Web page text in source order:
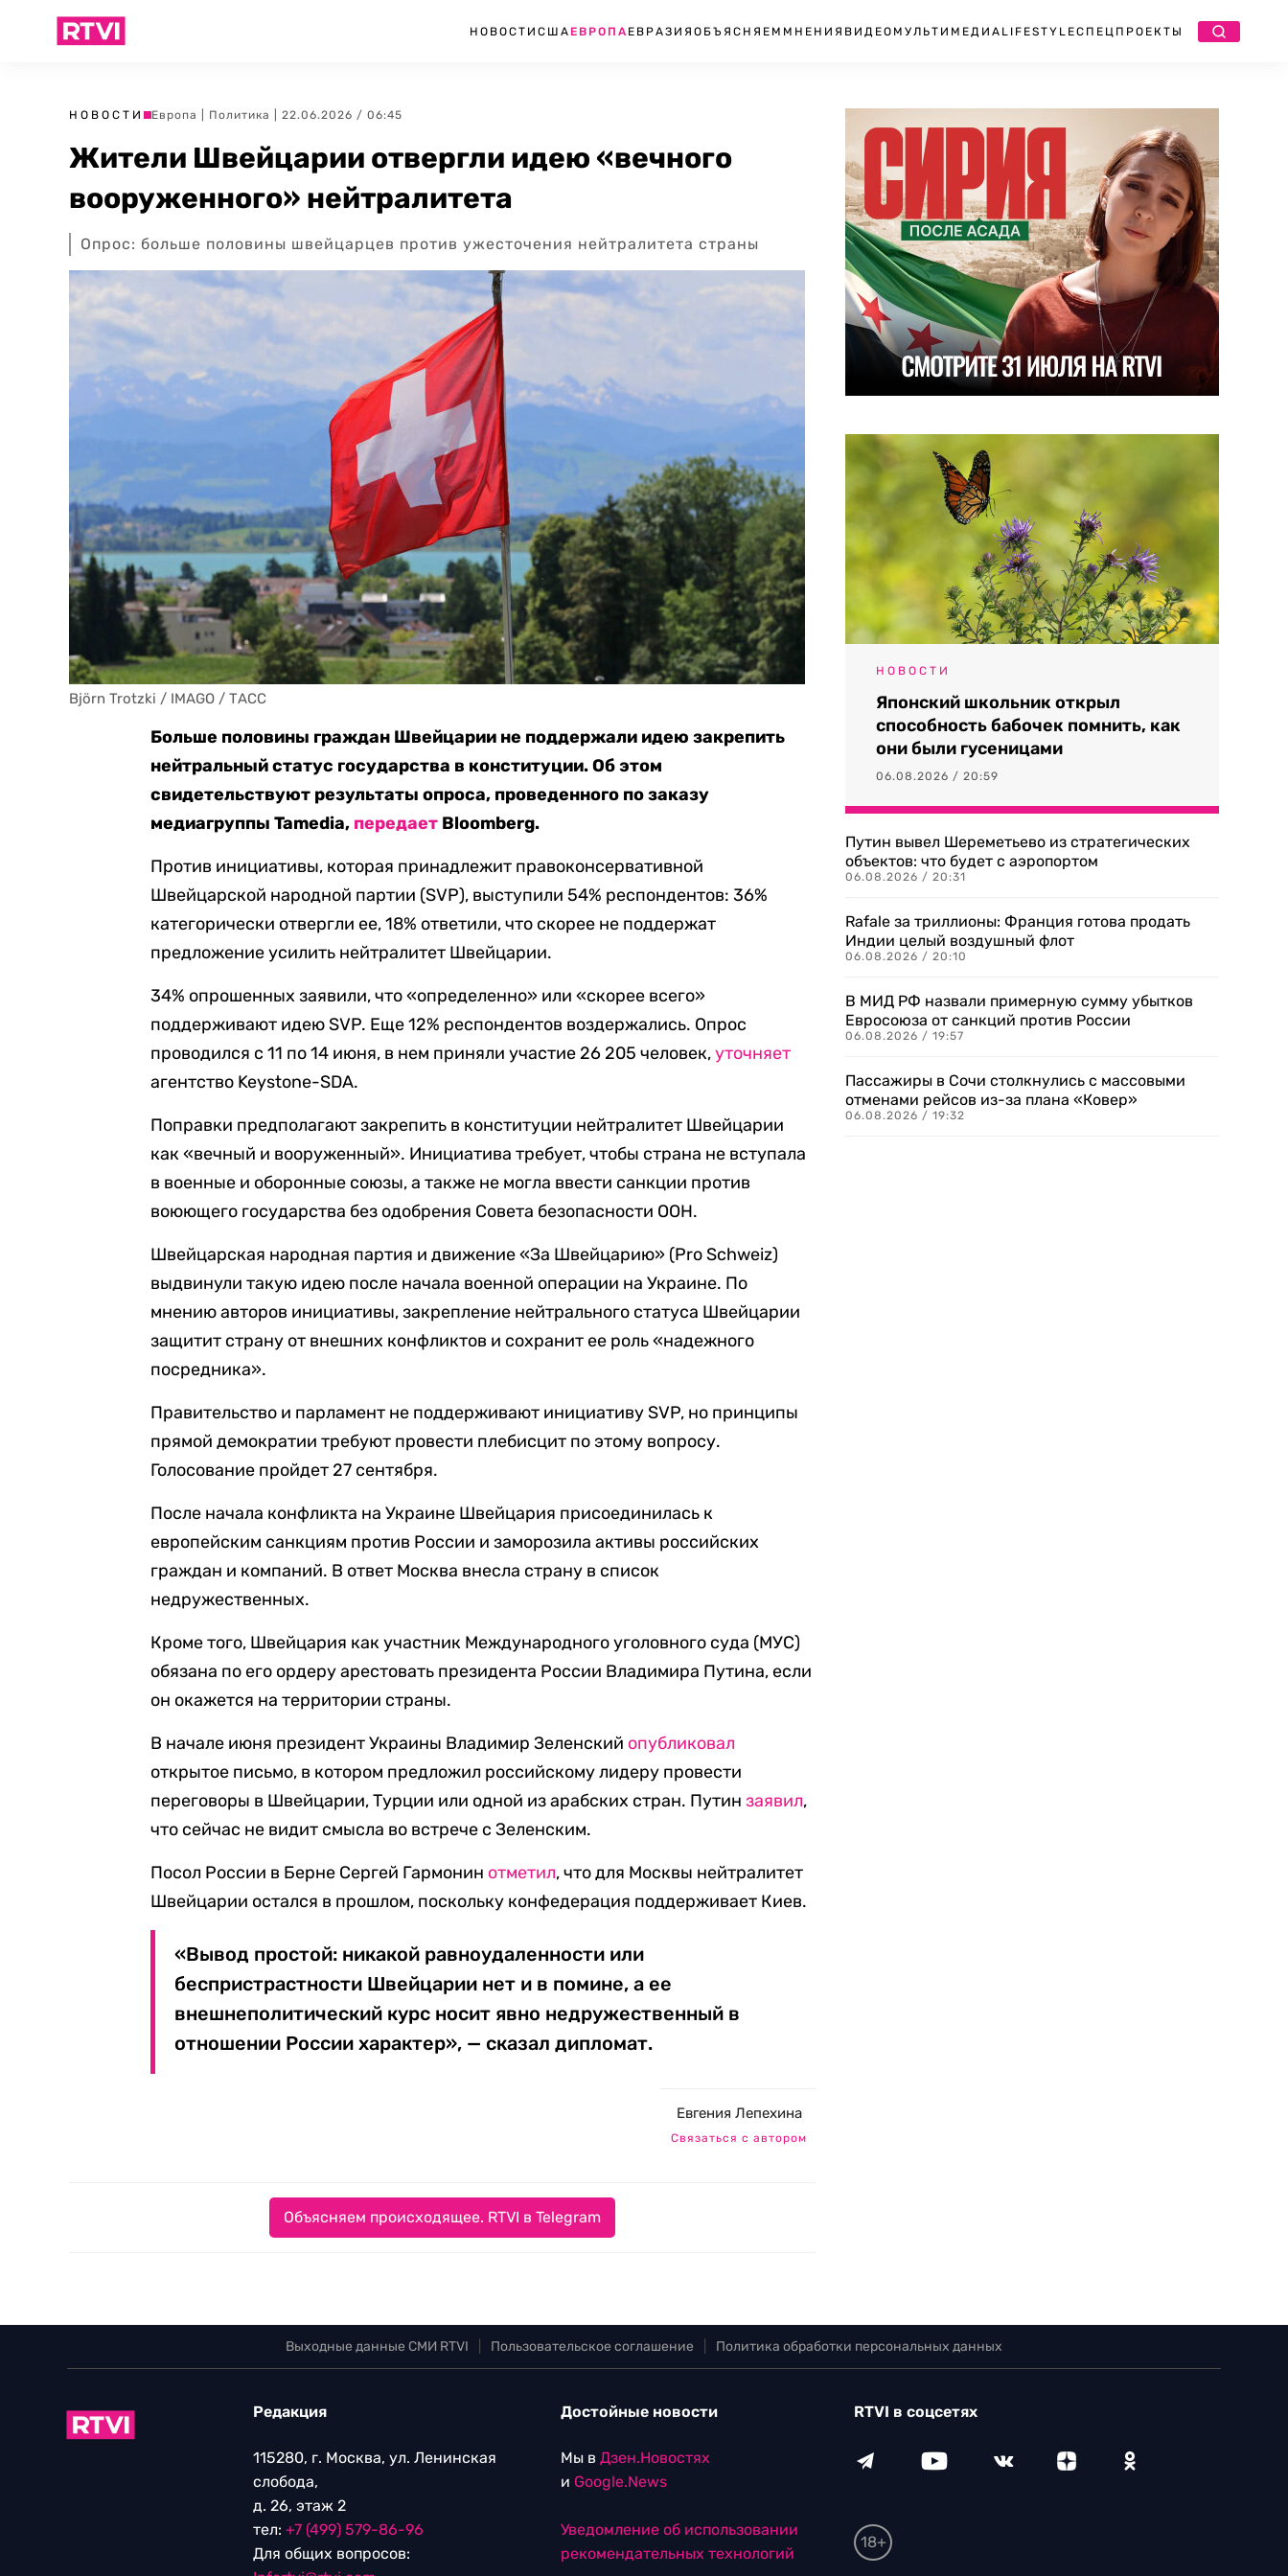
НОВОСТИ США ЕВРОПА ЕВРАЗИЯ ОБЪЯСНЯЕМ МНЕНИЯ ВИДЕО МУЛЬТИМЕДИА LIFESTYLEСПЕЦПРОЕКТЫ
НОВОСТИ Европа Политика | 22.06.2026 / 06:45
Жители Швейцарии отвергли идею «вечного
вооруженного» нейтралитета
Опрос: больше половины швейцарцев против ужесточения нейтралитета страны
Björn Trotzki / IMAGO / ТАСС
Больше половины граждан Швейцарии не поддержали идею закрепить
нейтральный статус государства в конституции. Об этом
свидетельствуют результаты опроса, проведенного по заказу
медиагруппы Tamedia, передает Bloomberg.
Против инициативы, которая принадлежит правоконсервативной
Швейцарской народной партии (SVP), выступили 54% респондентов: 36%
категорически отвергли ее, 18% ответили, что скорее не поддержат
предложение усилить нейтралитет Швейцарии.
34% опрошенных заявили, что «определенно» или «скорее всего»
поддерживают идею SVP. Еще 12% респондентов воздержались. Опрос
проводился с 11 по 14 июня, в нем приняли участие 26 205 человек,уточняет
агентство Keystone-SDA.
Поправки предполагают закрепить в конституции нейтралитет Швейцарии
как «вечный и вооруженный». Инициатива требует, чтобы страна не вступала
в военные и оборонные союзы, а также не могла ввести санкции против
воюющего государства без одобрения Совета безопасности ООН.
Швейцарская народная партия и движение «За Швейцарию» (Pro Schweiz)
выдвинули такую идею после начала военной операции на Украине. По
мнению авторов инициативы, закрепление нейтрального статуса Швейцарии
защитит страну от внешних конфликтов и сохранит ее роль «надежного
посредника».
Правительство и парламент не поддерживают инициативу SVP, но принципы
прямой демократии требуют провести плебисцит по этому вопросу.
Голосование пройдет 27 сентября.
После начала конфликта на Украине Швейцария присоединилась к
европейским санкциям против России и заморозила активы российских
граждан и компаний. В ответ Москва внесла страну в список
недружественных.
Кроме того, Швейцария как участник Международного уголовного суда (МУС)
обязана по его ордеру арестовать президента России Владимира Путина, если
он окажется на территории страны.
В начале июня президент Украины Владимир Зеленский опубликовал
открытое письмо, в котором предложил российскому лидеру провести
переговоры в Швейцарии, Турции или одной из арабских стран. Путинзаявил,
что сейчас не видит смысла во встрече с Зеленским.
Посол России в Берне Сергей Гармонин отметил, что для Москвы нейтралитет
Швейцарии остался в прошлом, поскольку конфедерация поддерживает Киев.
«Вывод простой: никакой равноудаленности или
беспристрастности Швейцарии нет и в помине, а ее
внешнеполитический курс носит явно недружественный в
отношении России характер», — сказал дипломат.
Евгения Лепехина
Связаться с автором
Объясняем происходящее. RTVI в Telegram
НОВОСТИ
Японский школьник открыл
способность бабочек помнить, как
они были гусеницами
06.08.2026 / 20:59
Путин вывел Шереметьево из стратегических
объектов: что будет с аэропортом
06.08.2026 / 20:31
Rafale за триллионы: Франция готова продать
Индии целый воздушный флот
06.08.2026 / 20:10
В МИД РФ назвали примерную сумму убытков
Евросоюза от санкций против России
06.08.2026 / 19:57
Пассажиры в Сочи столкнулись с массовыми
отменами рейсов из-за плана «Ковер»
06.08.2026 / 19:32
Выходные данные СМИ RTVI Пользовательское соглашение Политика обработки персональных данных
Редакция
115280, г. Москва, ул. Ленинская
слобода,
д. 26, этаж 2
тел: +7 (499) 579-86-96
Для общих вопросов:
Достойные новости
Мы в Дзен.Новостях
и Google.News
Уведомление об использовании
рекомендательных технологий
RTVI в соцсетях
18+